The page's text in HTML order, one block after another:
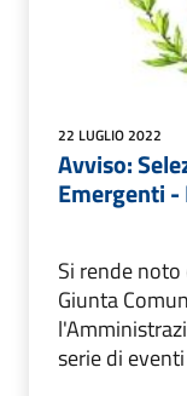
22 LUGLIO 2022
Avviso:
Emergenti -
Si rende
Giunta
serie di